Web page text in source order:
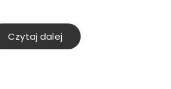
Czytaj dalej